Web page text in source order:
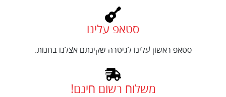
סטאפ עלינו
סטאפ ראשון עלינו לגיטרה שקינתם אצלנו בחנות.
משלוח רשום חינם!